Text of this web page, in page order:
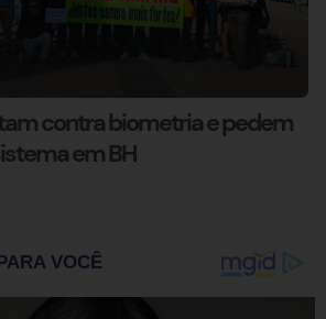
contra biometria e pedem
em BH